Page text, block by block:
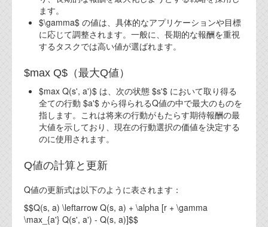
ます。
$\gamma$ の値は、具体的なアプリケーションや目標
に応じて調整されます。一般に、長期的な報酬を重視
するタスクでは高い値が選ばれます。
$max Q$（最大Q値）
$max Q(s', a')$ は、次の状態 $s'$ において取り得る
全ての行動 $a'$ から得られるQ値の中で最大のものを
指します。これは将来の行動がもたらす期待報酬の最
大値を示しており、現在の行動選択の価値を決定する
のに使用されます。
Q値の計算と更新
Q値の更新式は以下のように表されます：
$$Q(s, a) \leftarrow Q(s, a) + \alpha [r + \gamma
\max_{a'} Q(s', a') - Q(s, a)]$$